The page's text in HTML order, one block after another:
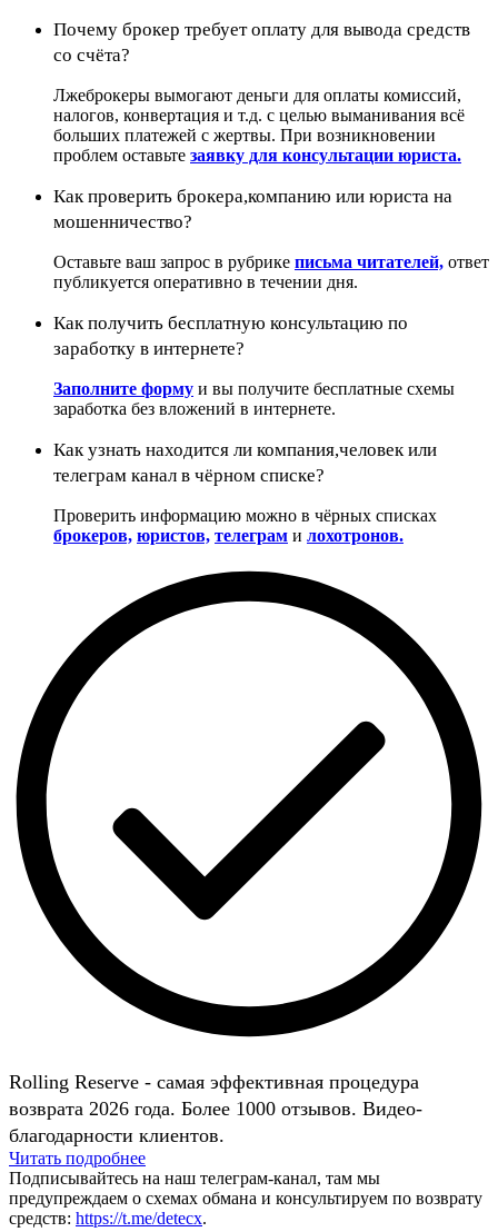
Почему брокер требует оплату для вывода средств
со счёта?
Лжеброкеры вымогают деньги для оплаты комиссий,
налогов, конвертация и т.д. с целью выманивания всё
больших платежей с жертвы. При возникновении
проблем оставьте заявку для консультации юриста.
Как проверить брокера,компанию или юриста на
мошенничество?
Оставьте ваш запрос в рубрике письма читателей, ответ
публикуется оперативно в течении дня.
Как получить бесплатную консультацию по
заработку в интернете?
Заполните форму и вы получите бесплатные схемы
заработка без вложений в интернете.
Как узнать находится ли компания,человек или
телеграм канал в чёрном списке?
Проверить информацию можно в чёрных списках
брокеров, юристов, телеграм и лохотронов.
Rolling Reserve - самая эффективная процедура
возврата 2026 года. Более 1000 отзывов. Видео-
благодарности клиентов.
Читать подробнее
Подписывайтесь на наш телеграм-канал, там мы
предупреждаем о схемах обмана и консультируем по возврату
средств: https://t.me/detecx.